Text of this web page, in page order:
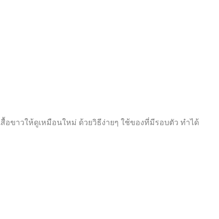
อขาวให้ดูเหมือนใหม่ ด้วยวิธีง่ายๆ ใช้ของที่มีรอบตัว ทำได้